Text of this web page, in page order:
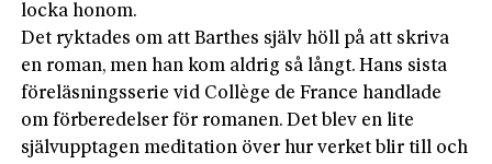
locka honom.
Det ryktades om att Barthes själv höll på att skriva
en roman, men han kom aldrig så långt. Hans sista
föreläsningsserie vid Collège de France handlade
om förberedelser för romanen. Det blev en lite
självupptagen meditation över hur verket blir till och